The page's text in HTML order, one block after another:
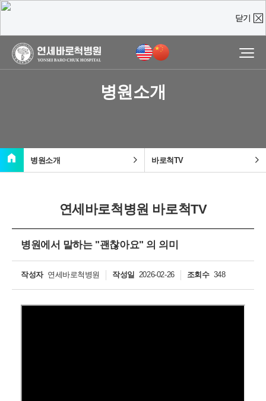
닫기
병원소개
home 병원소개 chevron_right 바로척TV chevron_right
연세바로척병원 바로척TV
병원에서 말하는 "괜찮아요" 의 의미
작성자 연세바로척병원 작성일 2026-02-26 조회수 348
진료예약 및
실시간상담문의
질문을 남겨주시면,